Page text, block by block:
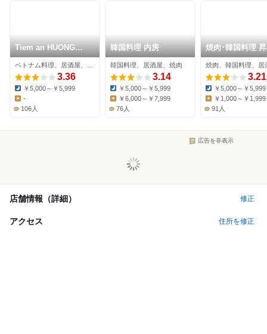
Tiem an HUONG
VIET
3.36
Dinner:
￥5,000～￥5,999
-
106人
韓国料理 内房
韓国料理、居酒屋、焼肉
3.14
Dinner:
￥5,000～￥5,999
Lunch:
￥6,000～￥7,999
76人
焼肉･韓国料理
焼肉、韓国料理、居
3.21
Dinner:
￥5,000～￥5,999
Lunch:
￥1,000～￥1,999
91人
広告を非表示
店舗情報（詳細） 修正
アクセス 住所を修正